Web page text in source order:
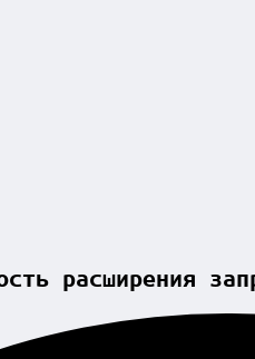
расширения